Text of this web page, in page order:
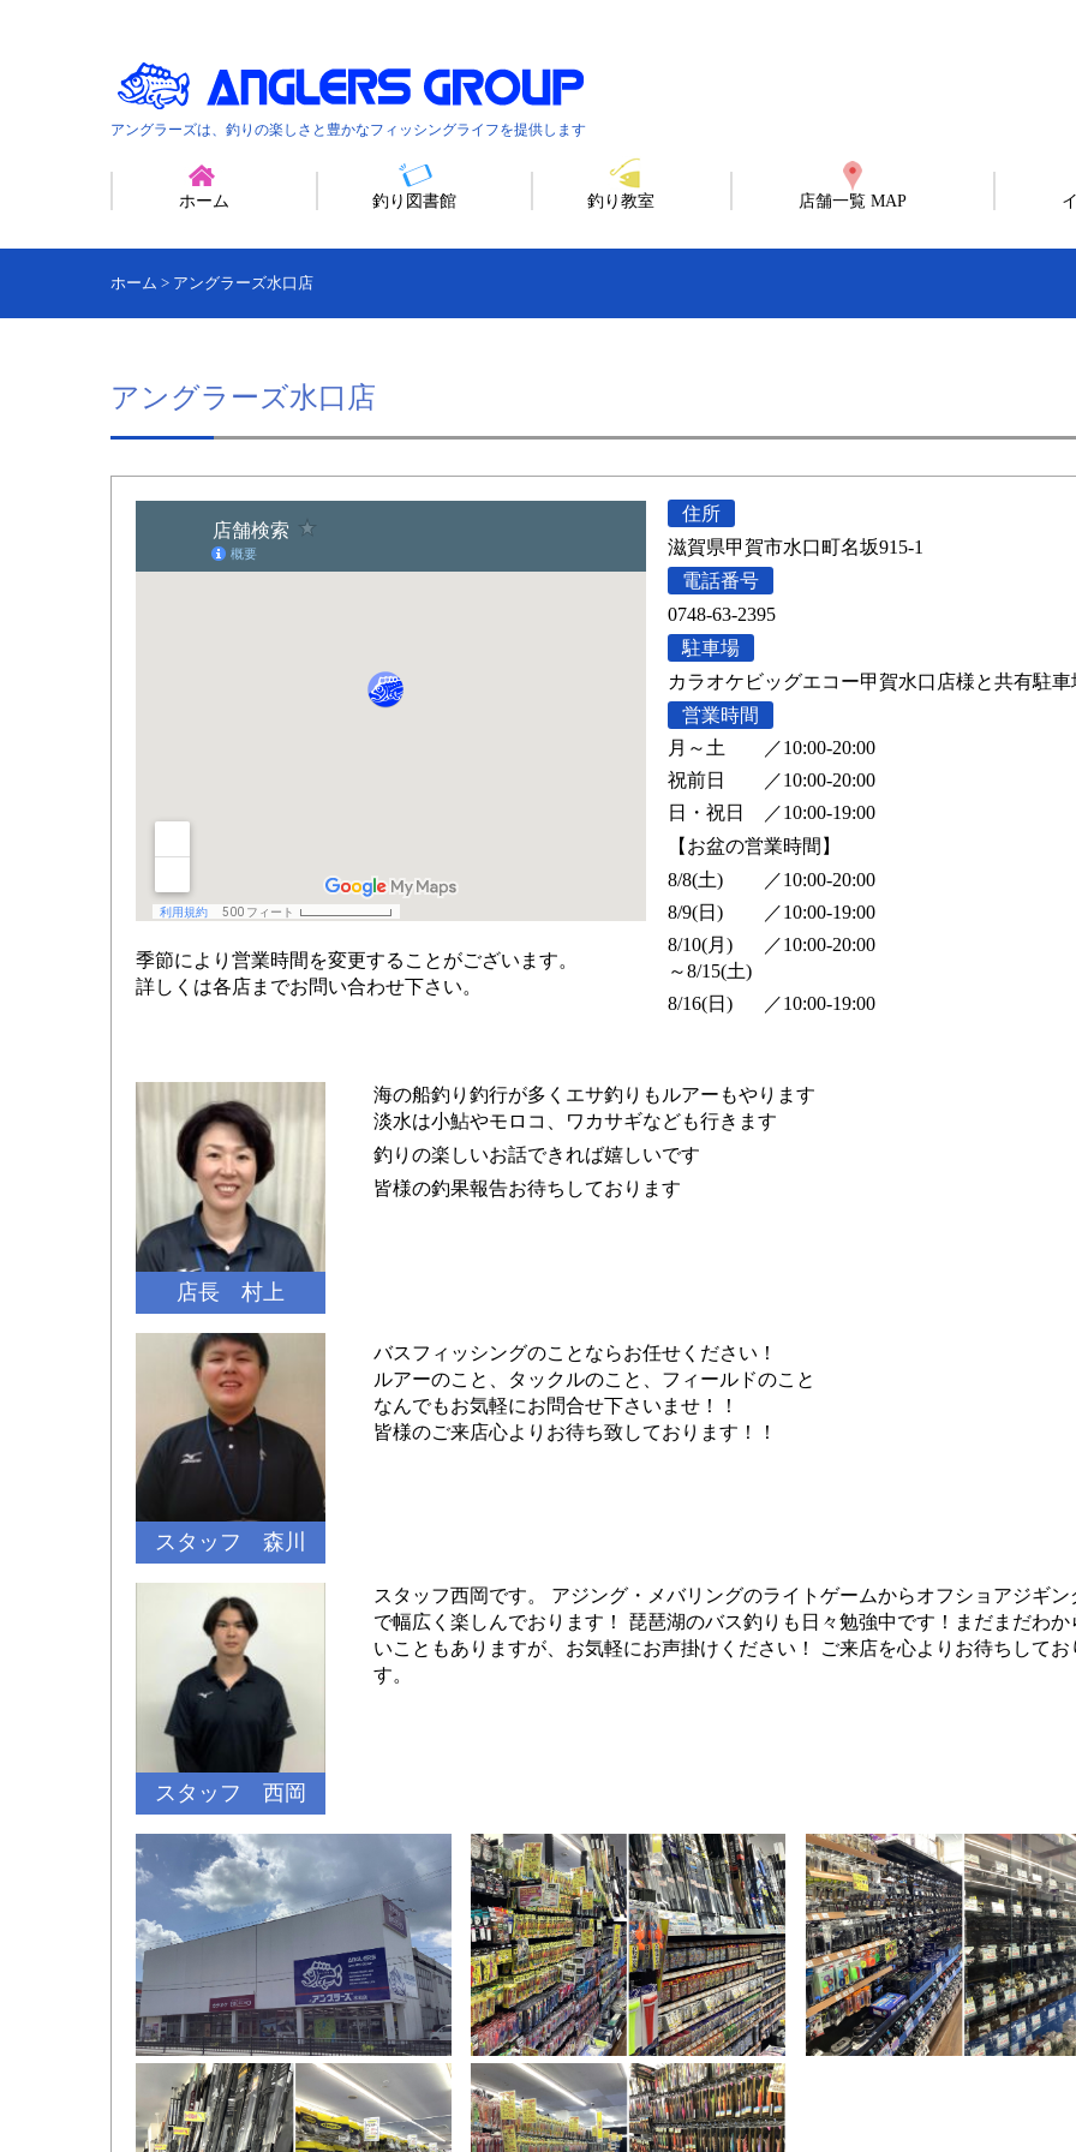
アングラーズは、釣りの楽しさと豊かなフィッシングライフを提供します
ホーム 釣り図書館 釣り教室 店舗一覧 MAP
ホーム > アングラーズ水口店
アングラーズ水口店
季節により営業時間を変更することがございます。
詳しくは各店までお問い合わせ下さい。
住所
滋賀県甲賀市水口町名坂915-1
電話番号
0748-63-2395
駐車場
カラオケビッグエコー甲賀水口店様と共有駐車
営業時間
月～土
／10:00-20:00
祝前日
／10:00-20:00
日・祝日
／10:00-19:00
【お盆の営業時間】
8/8(土)
／10:00-20:00
8/9(日)
／10:00-19:00
8/10(月)
～8/15(土)
／10:00-20:00
8/16(日) ／10:00-19:00
店長 村上
海の船釣り釣行が多くエサ釣りもルアーもやります
淡水は小鮎やモロコ、ワカサギなども行きます
釣りの楽しいお話できれば嬉しいです
皆様の釣果報告お待ちしております
スタッフ 森川
バスフィッシングのことならお任せください！
ルアーのこと、タックルのこと、フィールドのこと
なんでもお気軽にお問合せ下さいませ！！
皆様のご来店心よりお待ち致しております！！
スタッフ 西岡
スタッフ西岡です。 アジング・メバリングのライトゲームからオフショアジギン
で幅広く楽しんでおります！ 琵琶湖のバス釣りも日々勉強中です！まだまだわか
いこともありますが、お気軽にお声掛けください！ ご来店を心よりお待ちしてお
す。